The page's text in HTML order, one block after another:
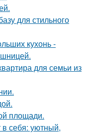
для стильного
кухонь -
для семьи из
площади.
в себя: уютный,